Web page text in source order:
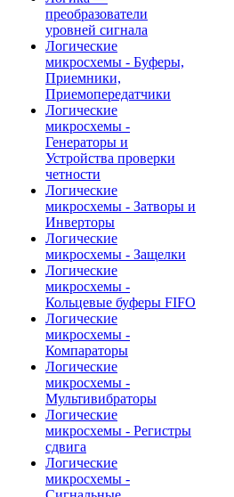
преобразователи
уровней сигнала
Логические
микросхемы - Буферы,
Приемники,
Приемопередатчики
Логические
микросхемы -
Генераторы и
Устройства проверки
четности
Логические
микросхемы - Затворы и
Инверторы
Логические
микросхемы - Защелки
Логические
микросхемы -
Кольцевые буферы FIFO
Логические
микросхемы -
Компараторы
Логические
микросхемы -
Мультивибраторы
Логические
микросхемы - Регистры
сдвига
Логические
микросхемы -